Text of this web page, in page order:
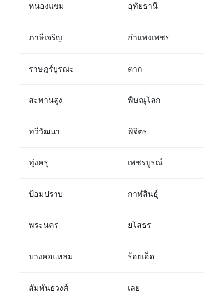
หนองแขม อุทัยธานี
ภาษีเจริญ กำแพงเพชร
ราษฎร์บูรณะ ตาก
สะพานสูง พิษณุโลก
ทวีวัฒนา พิจิตร
ทุ่งครุ เพชรบูรณ์
ป้อมปราบ กาฬสินธุ์
พระนคร ยโสธร
บางคอแหลม ร้อยเอ็ด
สัมพันธวงศ์ เลย